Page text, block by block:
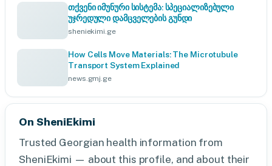
თქვენი იმუნური სისტემა: სპეციალიზებული
უჯრედული დამცველების გუნდი
sheniekimi.ge
How Cells Move Materials: The Microtubule
Transport System Explained
news.gmj.ge
On SheniEkimi
Trusted Georgian health information from
SheniEkimi — about this profile, and about their